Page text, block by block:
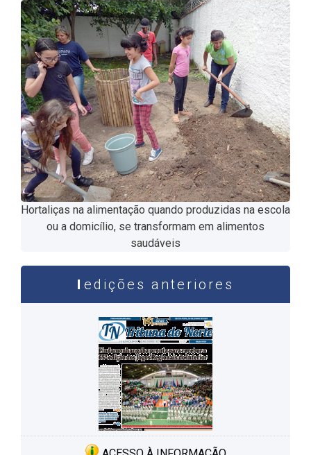
Hortaliças na alimentação quando produzidas na escola
ou a domicílio, se transformam em alimentos
saudáveis
edições anteriores